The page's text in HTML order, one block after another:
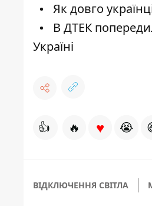
Як довго
В ДТЕК
Україні
👍 🔥 ♥ 😭
ВІДКЛЮЧЕННЯ СВІТЛА